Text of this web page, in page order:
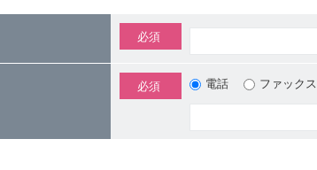
必須
必須 電話 ファックス